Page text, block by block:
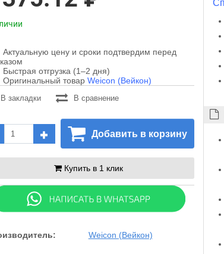
Актуальную цену и сроки подтвердим перед
Быстрая отгрузка (1–2 дня)
Оригинальный товар Weicon (Вейкон)
В закладки В сравнение
Добавить в корзину
Купить в 1 клик
Weicon (Вейкон)